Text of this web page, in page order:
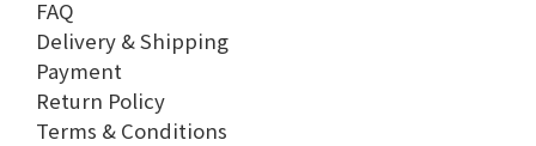
FAQ
Delivery & Shipping
Payment
Return Policy
Terms & Conditions